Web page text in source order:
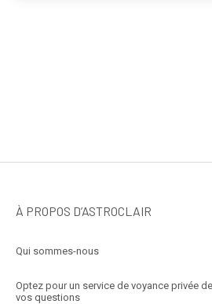
À PROPOS D’ASTROCLAIR
Qui sommes-nous
Optez pour un service de voyance privée
vos questions